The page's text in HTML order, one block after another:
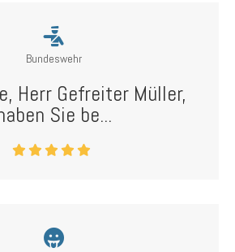
Bundeswehr
Herr Gefreiter Müller,
Sie be...